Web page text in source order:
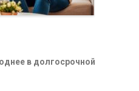
в долгосрочной